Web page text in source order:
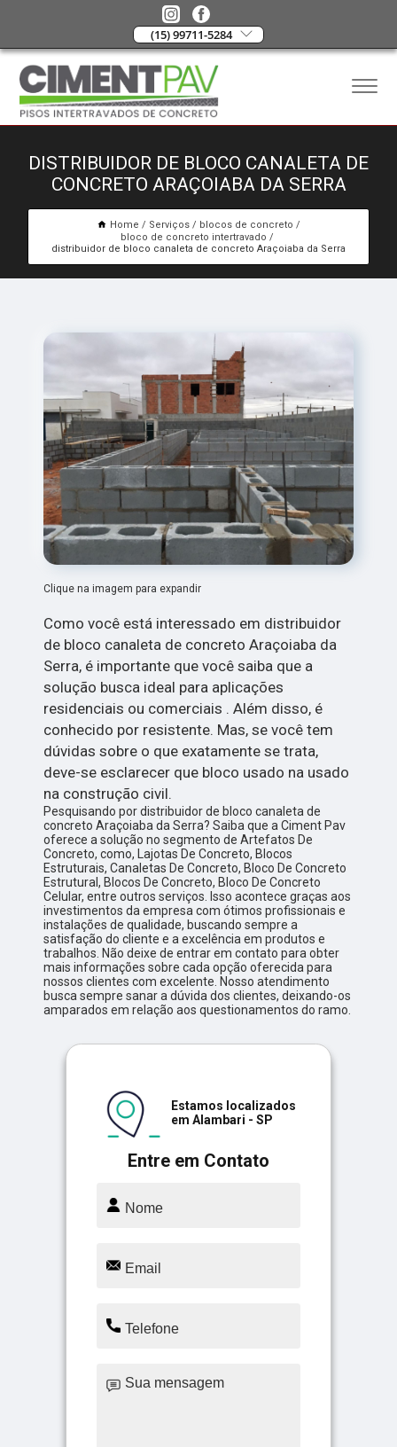
(15) 99711-5284
DISTRIBUIDOR DE BLOCO CANALETA DE
CONCRETO ARAÇOIABA DA SERRA
Home Serviços
blocos de concreto
bloco de concreto intertravado
distribuidor de bloco canaleta de concreto Araçoiaba da Serra
Clique na imagem para expandir
Como você está interessado em distribuidor
de bloco canaleta de concreto Araçoiaba da
Serra, é importante que você saiba que a
solução busca ideal para aplicações
residenciais ou comerciais . Além disso, é
conhecido por resistente. Mas, se você tem
dúvidas sobre o que exatamente se trata,
deve-se esclarecer que bloco usado na usado
na construção civil.
Pesquisando por distribuidor de bloco canaleta de
concreto Araçoiaba da Serra? Saiba que a Ciment Pav
oferece a solução no segmento de Artefatos De
Concreto, como, Lajotas De Concreto, Blocos
Estruturais, Canaletas De Concreto, Bloco De Concreto
Estrutural, Blocos De Concreto, Bloco De Concreto
Celular, entre outros serviços. Isso acontece graças aos
investimentos da empresa com ótimos profissionais e
instalações de qualidade, buscando sempre a
satisfação do cliente e a excelência em produtos e
trabalhos. Não deixe de entrar em contato para obter
mais informações sobre cada opção oferecida para
nossos clientes com excelente. Nosso atendimento
busca sempre sanar a dúvida dos clientes, deixando-os
amparados em relação aos questionamentos do ramo.
Entre em Contato
Estamos localizados
em Alambari - SP